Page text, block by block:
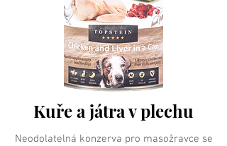
Kuře a játra v plechu
Neodolatelná konzerva pro masožravce se